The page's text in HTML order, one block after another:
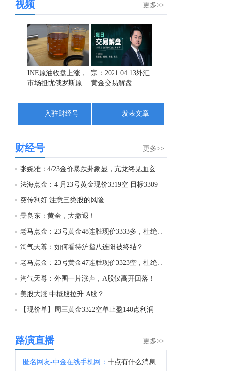
14:52:39
14:45:35
14:33:48
俄罗斯国防部：俄武装力量夜间对基辅的军工企业和燃油库发动打击。（俄新社）
13:17:25
中国地震台网正式测定：8月8日12时50分在美国阿拉斯加州发生5.2级地震，震源深度10千米。
更多>>
视频
INE原油收盘上涨，
市场担忧俄罗斯原
宗：2021.04.13外汇
黄金交易解盘
入驻财经号 发表文章
更多>>
财经号
张婉雅：4/23金价暴跌卦象显，亢龙终见血玄黄！
法海点金：4 月23号黄金现价3319空 目标3309
突传利好 注意三类股的风险
景良东：黄金，大撤退！
老马点金：23号黄金48连胜现价3333多，杜绝一切马后炮！
淘气天尊：如何看待沪指八连阳被终结？
老马点金：23号黄金47连胜现价3323空，杜绝一切马后炮！
淘气天尊：外围一片涨声，A股仅高开回落！
美股大涨 中概股拉升 A股？
【现价单】周三黄金3322空单止盈140点利润
更多>>
路演直播
匿名网友-中金在线手机网： 十点有什么消息